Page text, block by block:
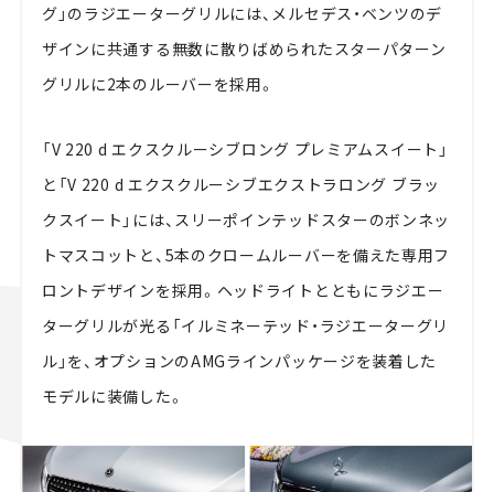
グ」のラジエーターグリルには、メルセデス・ベンツのデ
ザインに共通する無数に散りばめられたスターパターン
グリルに2本のルーバーを採用。
「V 220 d エクスクルーシブロング プレミアムスイート」
と「V 220 d エクスクルーシブエクストラロング ブラッ
クスイート」には、スリーポインテッドスターのボンネッ
トマスコットと、5本のクロームルーバーを備えた専用フ
ロントデザインを採用。ヘッドライトとともにラジエー
ターグリルが光る「イルミネーテッド・ラジエーターグリ
ル」を、オプションのAMGラインパッケージを装着した
モデルに装備した。